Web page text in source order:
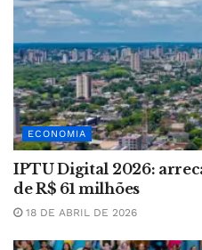
ECONOMIA
IPTU Digital 2026:
de R$ 61 milhões
18 DE ABRIL DE 2026